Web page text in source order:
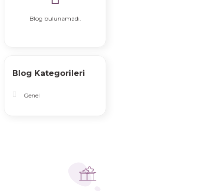
Blog bulunamadı.
Blog Kategorileri
Genel